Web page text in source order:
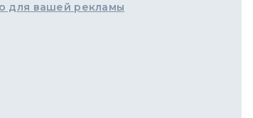
для вашей рекламы